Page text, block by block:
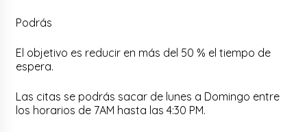
Podrás
El objetivo es reducir en más del 50 % el tiempo de
espera.
Las citas se podrás sacar de lunes a Domingo entre
los horarios de 7AM hasta las 4:30 PM.